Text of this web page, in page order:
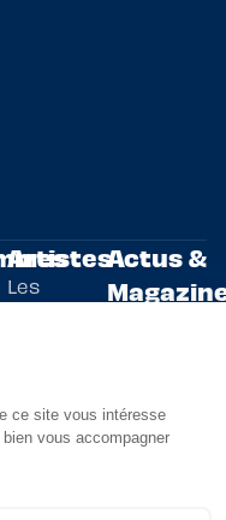
Artistes
Les
artistes
Actus &